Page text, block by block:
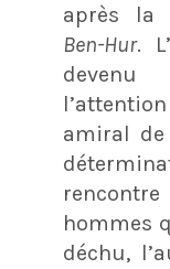
après la
Ben-Hur.
amiral
hommes
déchu,